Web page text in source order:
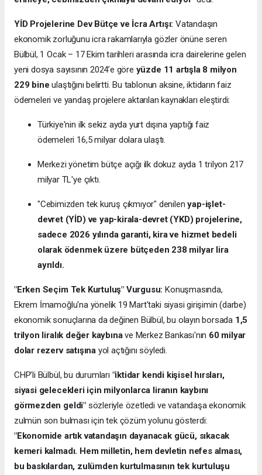
YİD Projelerine Dev Bütçe ve İcra Artışı: Vatandaşın
ekonomik zorluğunu icra rakamlarıyla gözler önüne seren
Bülbül, 1 Ocak – 17 Ekim tarihleri arasında icra dairelerine gelen
yeni dosya sayısının 2024’e göre yüzde 11 artışla 8 milyon
229 bine ulaştığını belirtti. Bu tablonun aksine, iktidarın faiz
ödemeleri ve yandaş projelere aktarılan kaynakları eleştirdi:
Türkiye'nin ilk sekiz ayda yurt dışına yaptığı faiz
ödemeleri 16,5 milyar dolara ulaştı.
Merkezi yönetim bütçe açığı ilk dokuz ayda 1 trilyon 217
milyar TL'ye çıktı.
"Cebimizden tek kuruş çıkmıyor" denilenyap-işlet-
devret (YİD) ve yap-kirala-devret (YKD) projelerine,
sadece 2026 yılında garanti, kira ve hizmet bedeli
olarak ödenmek üzere bütçeden 238 milyar lira
ayrıldı.
"Erken Seçim Tek Kurtuluş" Vurgusu: Konuşmasında,
Ekrem İmamoğlu'na yönelik 19 Mart'taki siyasi girişimin (darbe)
ekonomik sonuçlarına da değinen Bülbül, bu olayın borsada 1,5
trilyon liralık değer kaybınave Merkez Bankası'nın 60 milyar
dolar rezerv satışınayol açtığını söyledi.
CHP’li Bülbül, bu durumları "iktidar kendi kişisel hırsları,
siyasi gelecekleri için milyonlarca liranın kaybını
görmezden geldi"sözleriyle özetledi ve vatandaşa ekonomik
zulmün son bulması için tek çözüm yolunu gösterdi:
"Ekonomide artık vatandaşın dayanacak gücü, sıkacak
kemeri kalmadı. Hem milletin, hem devletin nefes alması,
bu baskılardan, zulümden kurtulmasının tek kurtuluşu